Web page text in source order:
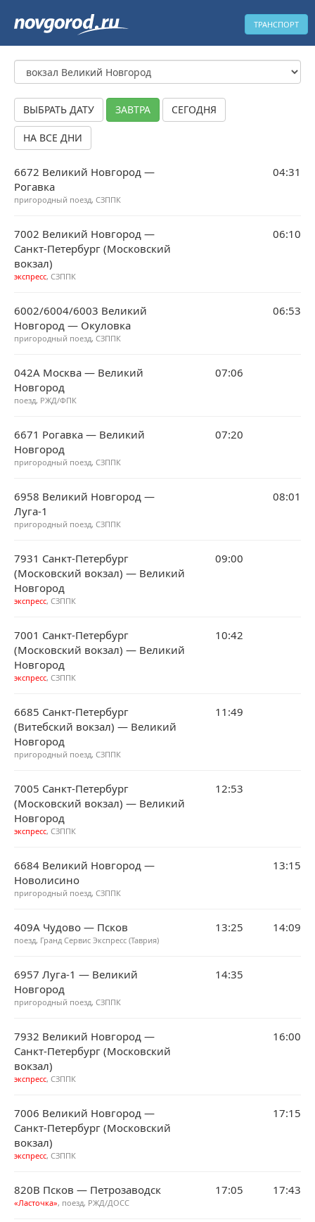
ТРАНСПОРТ
ВЫБРАТЬ ДАТУ ЗАВТРА СЕГОДНЯ
НА ВСЕ ДНИ
6672 Великий Новгород —
Рогавка
пригородный поезд, СЗППК
04:31
7002 Великий Новгород —
Санкт-Петербург (Московский
вокзал)
экспресс, СЗППК
06:10
6002/6004/6003 Великий
Новгород — Окуловка
пригородный поезд, СЗППК
06:53
042А Москва — Великий
Новгород
поезд, РЖД/ФПК
07:06
6671 Рогавка — Великий
Новгород
пригородный поезд, СЗППК
07:20
6958 Великий Новгород —
Луга-1
пригородный поезд, СЗППК
08:01
7931 Санкт-Петербург
(Московский вокзал) — Великий
Новгород
экспресс, СЗППК
09:00
7001 Санкт-Петербург
(Московский вокзал) — Великий
Новгород
экспресс, СЗППК
10:42
6685 Санкт-Петербург
(Витебский вокзал) — Великий
Новгород
пригородный поезд, СЗППК
11:49
7005 Санкт-Петербург
(Московский вокзал) — Великий
Новгород
экспресс, СЗППК
12:53
6684 Великий Новгород —
Новолисино
пригородный поезд, СЗППК
13:15
409А Чудово — Псков
поезд, Гранд Сервис Экспресс (Таврия)
13:25 14:09
6957 Луга-1 — Великий
Новгород
пригородный поезд, СЗППК
14:35
7932 Великий Новгород —
Санкт-Петербург (Московский
вокзал)
экспресс, СЗППК
16:00
7006 Великий Новгород —
Санкт-Петербург (Московский
вокзал)
экспресс, СЗППК
17:15
820В Псков — Петрозаводск
«Ласточка», поезд, РЖД/ДОСС
17:05 17:43